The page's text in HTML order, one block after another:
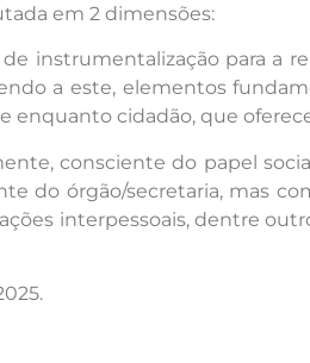
em 2 dimensões:
instrumentalização para a
a este, elementos
cidadão, que
consciente do papel
do órgão/secretaria, mas
interpessoais, dentre